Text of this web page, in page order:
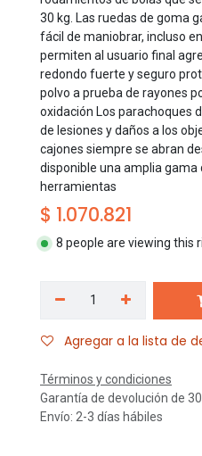
30 kg. Las ruedas de goma
fácil de maniobrar, incluso
permiten al usuario final
redondo fuerte y seguro
polvo a prueba de rayones
oxidación Los parachoques
de lesiones y daños a los
cajones siempre se abran
disponible una amplia gama
herramientas
$ 1.070.821
8 people are viewing this
Agregar a la lista de
Términos y condiciones
Garantía de devolución de
Envío: 2-3 días hábiles